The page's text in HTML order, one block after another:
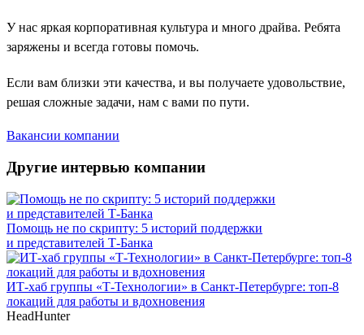
У нас яркая корпоративная культура и много драйва. Ребята
заряжены и всегда готовы помочь.
Если вам близки эти качества, и вы получаете удовольствие,
решая сложные задачи, нам с вами по пути.
Вакансии компании
Другие интервью компании
Помощь не по скрипту: 5 историй поддержки
и представителей Т-Банка
ИТ-хаб группы «Т-Технологии» в Санкт-Петербурге: топ-8
локаций для работы и вдохновения
HeadHunter